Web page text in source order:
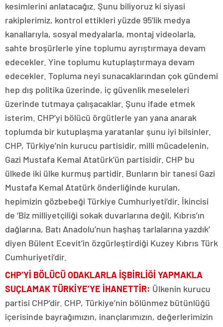
kesimlerini anlatacağız. Şunu biliyoruz ki siyasi
rakiplerimiz, kontrol ettikleri yüzde 95’lik medya
kanallarıyla, sosyal medyalarla, montaj videolarla,
sahte broşürlerle yine toplumu ayrıştırmaya devam
edecekler. Yine toplumu kutuplaştırmaya devam
edecekler. Topluma neyi sunacaklarından çok gündemi
hep dış politika üzerinde, iç güvenlik meseleleri
üzerinde tutmaya çalışacaklar. Şunu ifade etmek
isterim. CHP’yi bölücü örgütlerle yan yana anarak
toplumda bir kutuplaşma yaratanlar şunu iyi bilsinler.
CHP, Türkiye’nin kurucu partisidir, milli mücadelenin,
Gazi Mustafa Kemal Atatürk’ün partisidir. CHP bu
ülkede iki ülke kurmuş partidir. Bunların bir tanesi Gazi
Mustafa Kemal Atatürk önderliğinde kurulan,
hepimizin gözbebeği Türkiye Cumhuriyeti’dir. İkincisi
de ‘Biz milliyetçiliği sokak duvarlarına değil, Kıbrıs’ın
dağlarına, Batı Anadolu’nun haşhaş tarlalarına yazdık’
diyen Bülent Ecevit’in özgürleştirdiği Kuzey Kıbrıs Türk
Cumhuriyeti’dir.
CHP’Yİ BÖLÜCÜ ODAKLARLA İŞBİRLİĞİ YAPMAKLA
SUÇLAMAK TÜRKİYE’YE İHANETTİR: Ülkenin kurucu
partisi CHP’dir. CHP, Türkiye’nin bölünmez bütünlüğü
içerisinde bayrağımızın, inançlarımızın, değerlerimizin